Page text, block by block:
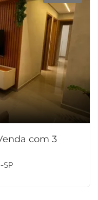
com 3
SP